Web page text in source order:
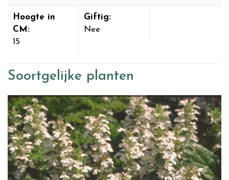
Hoogte in
CM:
15
Giftig:
Nee
Soortgelijke planten